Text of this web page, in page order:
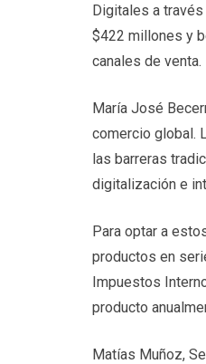
Digitales a
$422 millones y
canales de venta.
María José
comercio global.
las barreras
digitalización e
Para optar a
productos en
Impuestos
producto
Matías Muñoz,